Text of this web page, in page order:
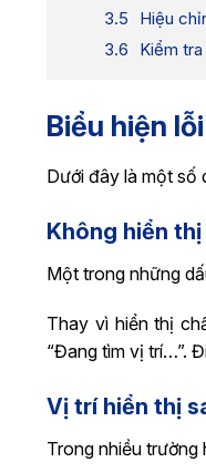
Hiệu
Kiểm
Biểu hiện
Dưới đây là một số
Không hiển
Một trong những
Thay vì hiển thị
“Đang tìm vị trí…”.
Vị trí hiển thị
Trong nhiều trường